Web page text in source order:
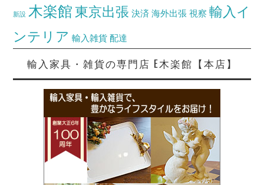
新設 木楽館 東京出張 決済 海外出張 視察 輸入イ
ンテリア 輸入雑貨 配達
輸入家具・雑貨の専門店 E木楽館【本店】